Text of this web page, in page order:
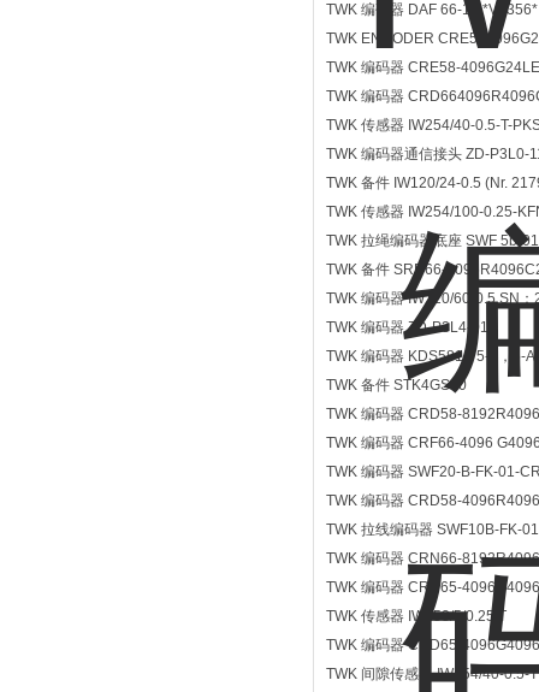
TWK 编码器 DAF 66-12
TWK ENCODER
TWK 编码器 CRE58-
TWK 编码器
TWK 传感器 IW254/40-0.5-T-
TWK 编码器通信接头 ZD-P3L0-
TWK 备件 IW120/24-0.5 (Nr.
TWK 传感器 IW254/100-0.25-
TWK 拉绳编码器底座 SWF 5b-
TWK 备件 SRD66-
TWK 编码器 IW120/60-0.5 SN
TWK 编码器 ZD-P3L4-01
TWK 编码器 KDS581-75-0，5-
TWK 备件 STK4GS60
TWK 编码器 CRD58-
TWK 编码器 CRF66-4096
TWK 编码器 SWF20-B-FK-01-
TWK 编码器 CRD58-
TWK 拉线编码器 SWF10B-FK-01
TWK 编码器 CRN66-
TWK 编码器 CRD65-
TWK 传感器 IW153/5/0.25/T
TWK 编码器 CRD65-
TWK 间隙传感器 IW254/40-0.5-T